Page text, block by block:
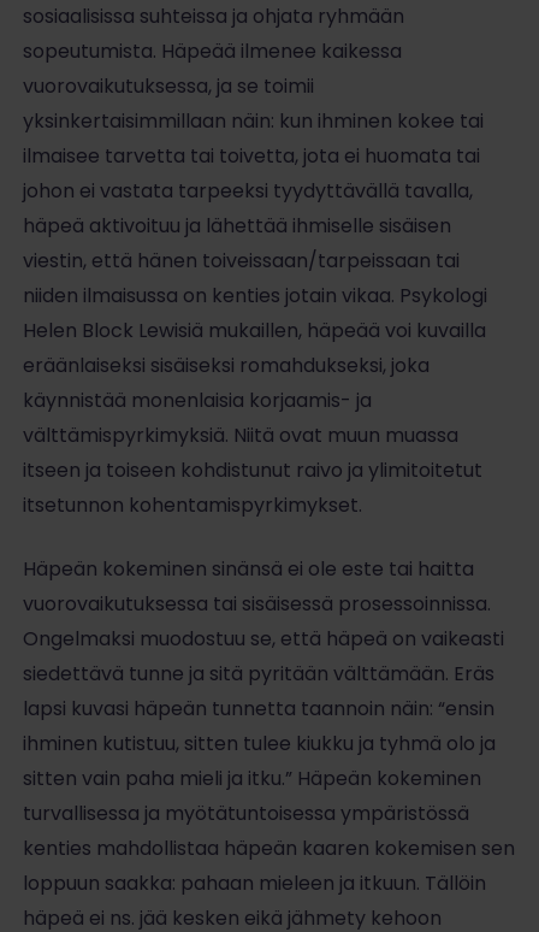
sosiaalisissa suhteissa ja ohjata ryhmään
sopeutumista. Häpeää ilmenee kaikessa
vuorovaikutuksessa, ja se toimii
yksinkertaisimmillaan näin: kun ihminen kokee tai
ilmaisee tarvetta tai toivetta, jota ei huomata tai
johon ei vastata tarpeeksi tyydyttävällä tavalla,
häpeä aktivoituu ja lähettää ihmiselle sisäisen
viestin, että hänen toiveissaan/tarpeissaan tai
niiden ilmaisussa on kenties jotain vikaa. Psykologi
Helen Block Lewisiä mukaillen, häpeää voi kuvailla
eräänlaiseksi sisäiseksi romahdukseksi, joka
käynnistää monenlaisia korjaamis- ja
välttämispyrkimyksiä. Niitä ovat muun muassa
itseen ja toiseen kohdistunut raivo ja ylimitoitetut
itsetunnon kohentamispyrkimykset.
Häpeän kokeminen sinänsä ei ole este tai haitta
vuorovaikutuksessa tai sisäisessä prosessoinnissa.
Ongelmaksi muodostuu se, että häpeä on vaikeasti
siedettävä tunne ja sitä pyritään välttämään. Eräs
lapsi kuvasi häpeän tunnetta taannoin näin: “ensin
ihminen kutistuu, sitten tulee kiukku ja tyhmä olo ja
sitten vain paha mieli ja itku.” Häpeän kokeminen
turvallisessa ja myötätuntoisessa ympäristössä
kenties mahdollistaa häpeän kaaren kokemisen sen
loppuun saakka: pahaan mieleen ja itkuun. Tällöin
häpeä ei ns. jää kesken eikä jähmety kehoon